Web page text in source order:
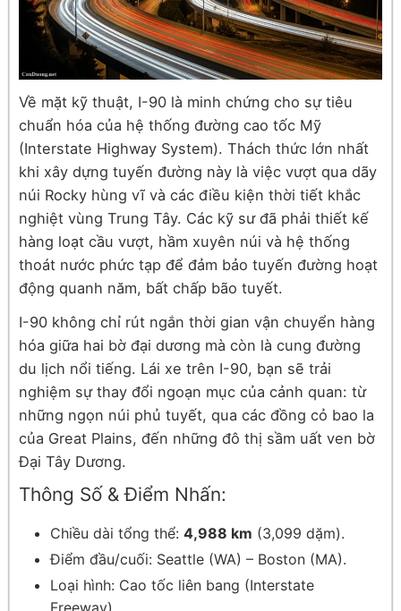
Về mặt kỹ thuật, I-90 là minh chứng cho sự tiêu
chuẩn hóa của hệ thống đường cao tốc Mỹ
(Interstate Highway System). Thách thức lớn nhất
khi xây dựng tuyến đường này là việc vượt qua dãy
núi Rocky hùng vĩ và các điều kiện thời tiết khắc
nghiệt vùng Trung Tây. Các kỹ sư đã phải thiết kế
hàng loạt cầu vượt, hầm xuyên núi và hệ thống
thoát nước phức tạp để đảm bảo tuyến đường hoạt
động quanh năm, bất chấp bão tuyết.
I-90 không chỉ rút ngắn thời gian vận chuyển hàng
hóa giữa hai bờ đại dương mà còn là cung đường
du lịch nổi tiếng. Lái xe trên I-90, bạn sẽ trải
nghiệm sự thay đổi ngoạn mục của cảnh quan: từ
những ngọn núi phủ tuyết, qua các đồng cỏ bao la
của Great Plains, đến những đô thị sầm uất ven bờ
Đại Tây Dương.
Thông Số & Điểm Nhấn:
Chiều dài tổng thể: 4,988 km (3,099 dặm).
Điểm đầu/cuối: Seattle (WA) – Boston (MA).
Loại hình: Cao tốc liên bang (Interstate